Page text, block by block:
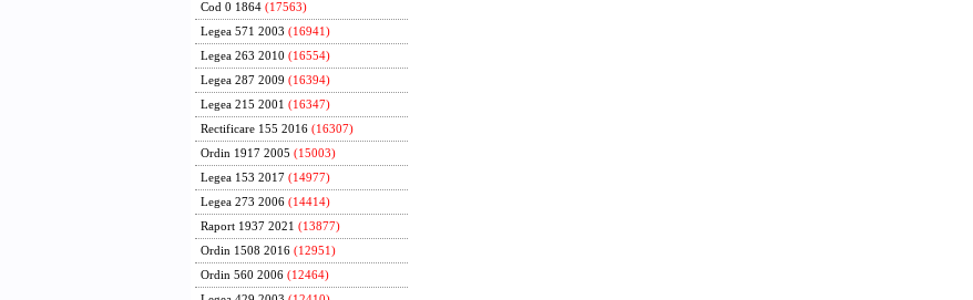
Cod 0 1864 (17563)
Legea 571 2003 (16941)
Legea 263 2010 (16554)
Legea 287 2009 (16394)
Legea 215 2001 (16347)
Rectificare 155 2016 (16307)
Ordin 1917 2005 (15003)
Legea 153 2017 (14977)
Legea 273 2006 (14414)
Raport 1937 2021 (13877)
Ordin 1508 2016 (12951)
Ordin 560 2006 (12464)